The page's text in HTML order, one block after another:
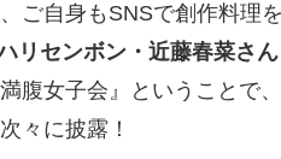
ご自身もSNSで創作料理
リセンボン・近藤春菜さん
腹女子会』ということで
々に披露！